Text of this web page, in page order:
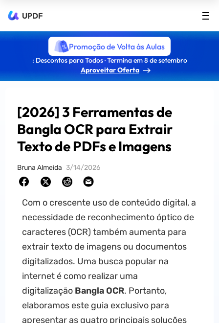
UPDF
Promoção de Volta às Aulas
: Descontos para Todos · Termina em 8 de setembro
Aproveitar Oferta
[2026] 3 Ferramentas de
Bangla OCR para Extrair
Texto de PDFs e Imagens
Bruna Almeida 3/14/2026
Com o crescente uso de conteúdo digital, a
necessidade de reconhecimento óptico de
caracteres (OCR) também aumenta para
extrair texto de imagens ou documentos
digitalizados. Uma busca popular na
internet é como realizar uma
digitalização Bangla OCR. Portanto,
elaboramos este guia exclusivo para
apresentar as quatro principais soluções